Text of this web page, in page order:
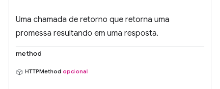
Uma chamada de retorno que retorna uma
promessa resultando em uma resposta.
method
HTTPMethod opcional